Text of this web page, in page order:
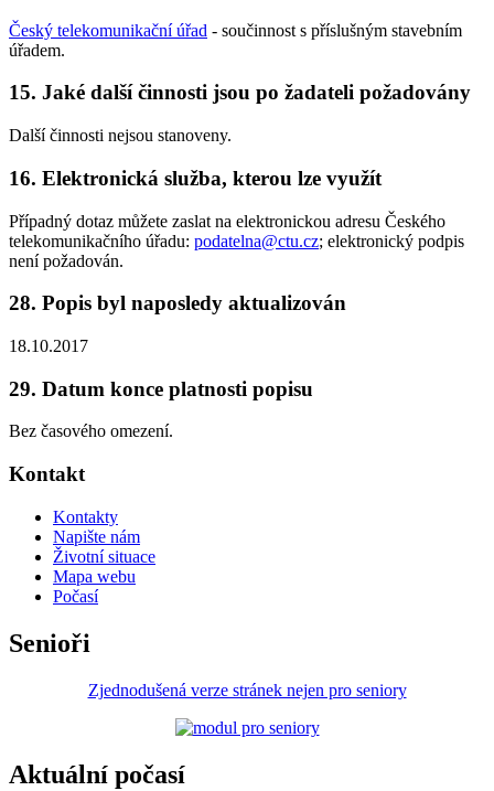
Český telekomunikační úřad - součinnost s příslušným stavebním
úřadem.
15. Jaké další činnosti jsou po žadateli požadovány
Další činnosti nejsou stanoveny.
16. Elektronická služba, kterou lze využít
Případný dotaz můžete zaslat na elektronickou adresu Českého
telekomunikačního úřadu: podatelna@ctu.cz; elektronický podpis
není požadován.
28. Popis byl naposledy aktualizován
18.10.2017
29. Datum konce platnosti popisu
Bez časového omezení.
Kontakt
Kontakty
Napište nám
Životní situace
Mapa webu
Počasí
Senioři
Zjednodušená verze stránek nejen pro seniory
Aktuální počasí